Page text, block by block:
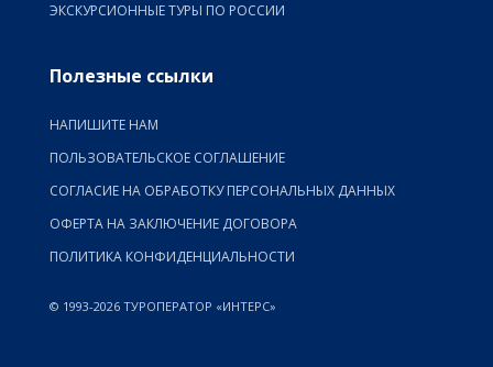
ЭКСКУРСИОННЫЕ ТУРЫ ПО РОССИИ
Полезные ссылки
НАПИШИТЕ НАМ
ПОЛЬЗОВАТЕЛЬСКОЕ СОГЛАШЕНИЕ
СОГЛАСИЕ НА ОБРАБОТКУ ПЕРСОНАЛЬНЫХ ДАННЫХ
ОФЕРТА НА ЗАКЛЮЧЕНИЕ ДОГОВОРА
ПОЛИТИКА КОНФИДЕНЦИАЛЬНОСТИ
© 1993-2026 ТУРОПЕРАТОР «ИНТЕРС»